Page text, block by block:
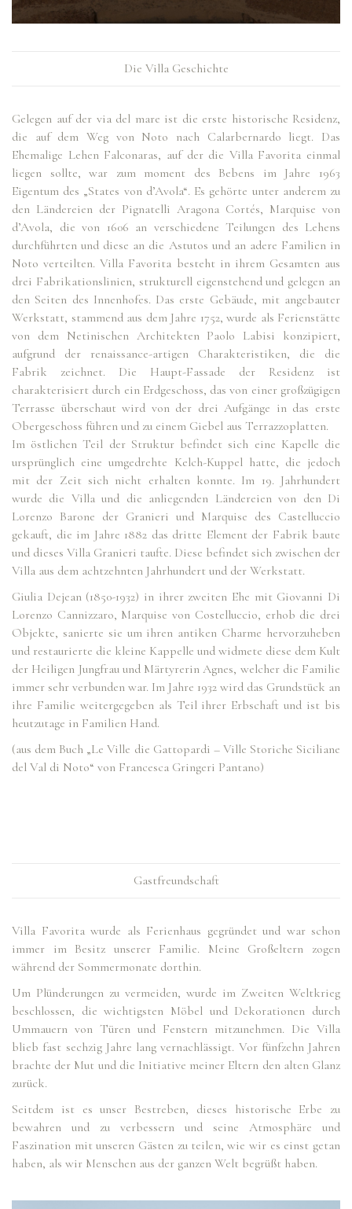
Die Villa Geschichte
Gelegen auf der via del mare ist die erste historische Residenz,
die auf dem Weg von Noto nach Calarbernardo liegt. Das
Ehemalige Lehen Falconaras, auf der die Villa Favorita einmal
liegen sollte, war zum moment des Bebens im Jahre 1963
Eigentum des „States von d’Avola“. Es gehörte unter anderem zu
den Ländereien der Pignatelli Aragona Cortés, Marquise von
d’Avola, die von 1606 an verschiedene Teilungen des Lehens
durchführten und diese an die Astutos und an adere Familien in
Noto verteilten. Villa Favorita besteht in ihrem Gesamten aus
drei Fabrikationslinien, strukturell eigenstehend und gelegen an
den Seiten des Innenhofes. Das erste Gebäude, mit angebauter
Werkstatt, stammend aus dem Jahre 1752, wurde als Ferienstätte
von dem Netinischen Architekten Paolo Labisi konzipiert,
aufgrund der renaissance-artigen Charakteristiken, die die
Fabrik zeichnet. Die Haupt-Fassade der Residenz ist
charakterisiert durch ein Erdgeschoss, das von einer großzügigen
Terrasse überschaut wird von der drei Aufgänge in das erste
Obergeschoss führen und zu einem Giebel aus Terrazzoplatten.
Im östlichen Teil der Struktur befindet sich eine Kapelle die
ursprünglich eine umgedrehte Kelch-Kuppel hatte, die jedoch
mit der Zeit sich nicht erhalten konnte. Im 19. Jahrhundert
wurde die Villa und die anliegenden Ländereien von den Di
Lorenzo Barone der Granieri und Marquise des Castelluccio
gekauft, die im Jahre 1882 das dritte Element der Fabrik baute
und dieses Villa Granieri taufte. Diese befindet sich zwischen der
Villa aus dem achtzehnten Jahrhundert und der Werkstatt.
Giulia Dejean (1850-1932) in ihrer zweiten Ehe mit Giovanni Di
Lorenzo Cannizzaro, Marquise von Costelluccio, erhob die drei
Objekte, sanierte sie um ihren antiken Charme hervorzuheben
und restaurierte die kleine Kappelle und widmete diese dem Kult
der Heiligen Jungfrau und Märtyrerin Agnes, welcher die Familie
immer sehr verbunden war. Im Jahre 1932 wird das Grundstück an
ihre Familie weitergegeben als Teil ihrer Erbschaft und ist bis
heutzutage in Familien Hand.
(aus dem Buch „Le Ville die Gattopardi – Ville Storiche Siciliane
del Val di Noto“ von Francesca Gringeri Pantano)
Gastfreundschaft
Villa Favorita wurde als Ferienhaus gegründet und war schon
immer im Besitz unserer Familie. Meine Großeltern zogen
während der Sommermonate dorthin.
Um Plünderungen zu vermeiden, wurde im Zweiten Weltkrieg
beschlossen, die wichtigsten Möbel und Dekorationen durch
Ummauern von Türen und Fenstern mitzunehmen. Die Villa
blieb fast sechzig Jahre lang vernachlässigt. Vor fünfzehn Jahren
brachte der Mut und die Initiative meiner Eltern den alten Glanz
zurück.
Seitdem ist es unser Bestreben, dieses historische Erbe zu
bewahren und zu verbessern und seine Atmosphäre und
Faszination mit unseren Gästen zu teilen, wie wir es einst getan
haben, als wir Menschen aus der ganzen Welt begrüßt haben.